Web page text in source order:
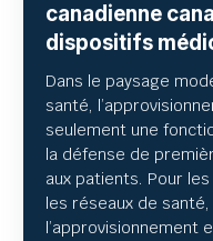
canadienne
dispositifs
Dans le paysage
santé,
seulement une
la défense de
aux patients. Pour
les réseaux de
l’approvisionnement